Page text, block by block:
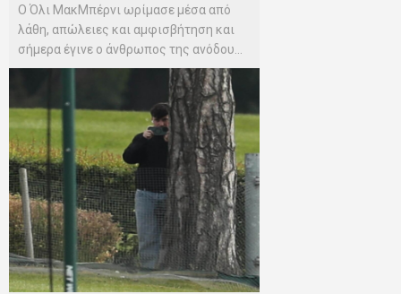
Ο Όλι ΜακΜπέρνι ωρίμασε μέσα από
λάθη, απώλειες και αμφισβήτηση και
σήμερα έγινε ο άνθρωπος της ανόδου...